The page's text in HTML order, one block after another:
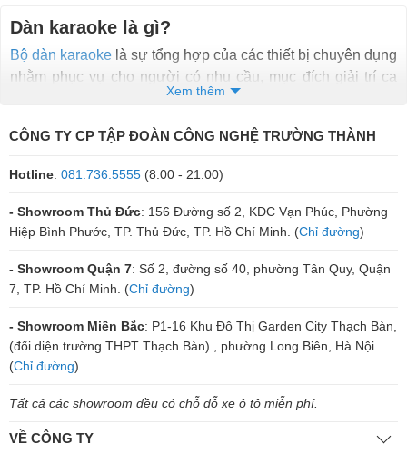
Dàn karaoke là gì?
Bộ dàn karaoke là sự tổng hợp của các thiết bị chuyên dụng
nhằm phục vụ cho người có nhu cầu, mục đích giải trí ca
hát, nghe nhạc và xem phim tại nhà hoặc trong các không
Nhật, Anh, Đức, Trung Quốc... từ Châu Âu, Châu Á đều
để được người tiêu dùng yêu thích cũng cần phải đáp ứng
đầy đủ các tiêu chí như: chất lượng vượt trội, độ bền cao và
hiệu suất hoạt động ổn định. Do đó, chỉ có vài thương hiệu
kỳ cựu đã có chỗ đứng như: JBL, Bose, BMB, Paramax,
sansui, martin, marshall, dbacoustic, dalton, etc, acnos, aar,
boss, eudac, fender… là được người dùng tin tưởng và săn
đón.
Bộ dàn karaoke cơ bản bao gồm những gì?
Một bộ dàn gia đình chuẩn bao gồm: Loa chính, amply,
Xem thêm
CÔNG TY CP TẬP ĐOÀN CÔNG NGHỆ TRƯỜNG THÀNH
Hotline: 081.736.5555 (8:00 - 21:00)
- Showroom Thủ Đức: 156 Đường số 2, KDC Vạn Phúc, Phường
Hiệp Bình Phước, TP. Thủ Đức, TP. Hồ Chí Minh. (Chỉ đường)
- Showroom Quận 7: Số 2, đường số 40, phường Tân Quy, Quận
7, TP. Hồ Chí Minh. (Chỉ đường)
- Showroom Miền Bắc: P1-16 Khu Đô Thị Garden City Thạch Bàn,
(đối diện trường THPT Thạch Bàn) , phường Long Biên, Hà Nội.
(Chỉ đường)
Tất cả các showroom đều có chỗ đỗ xe ô tô miễn phí.
VỀ CÔNG TY